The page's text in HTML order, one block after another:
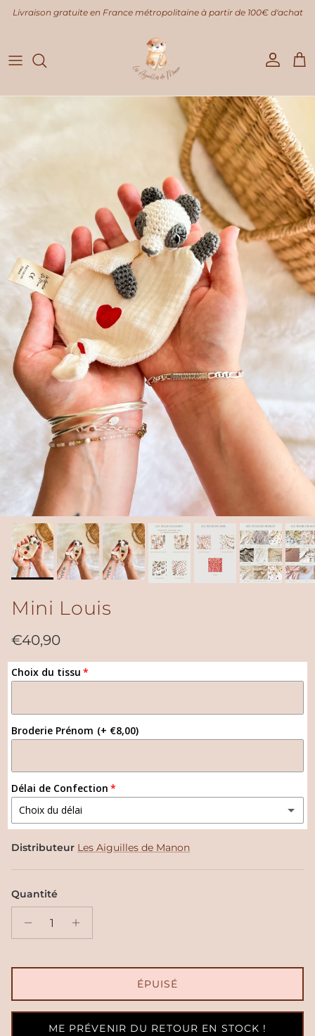
Aller au contenu
Livraison gratuite en France métropolitaine à partir de 100€ d'achat
Compte
Mini Louis
Prix habituel
€40,90
Choix du tissu
Broderie Prénom (+ €8,00)
Délai de Confection
Choix du délai
Normal 10-11 semaines
Express 2-3 semaines (+ €25,00)
Distributeur Les Aiguilles de Manon
Quantité
ÉPUISÉ
ME PRÉVENIR DU RETOUR EN STOCK !